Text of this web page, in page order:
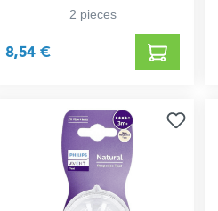
2 pieces
8,54 €